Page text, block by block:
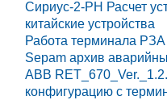
Сириус-2-РН Расчет
китайские устройства
Работа терминала
Sepam архив
ABB
конфигурацию с